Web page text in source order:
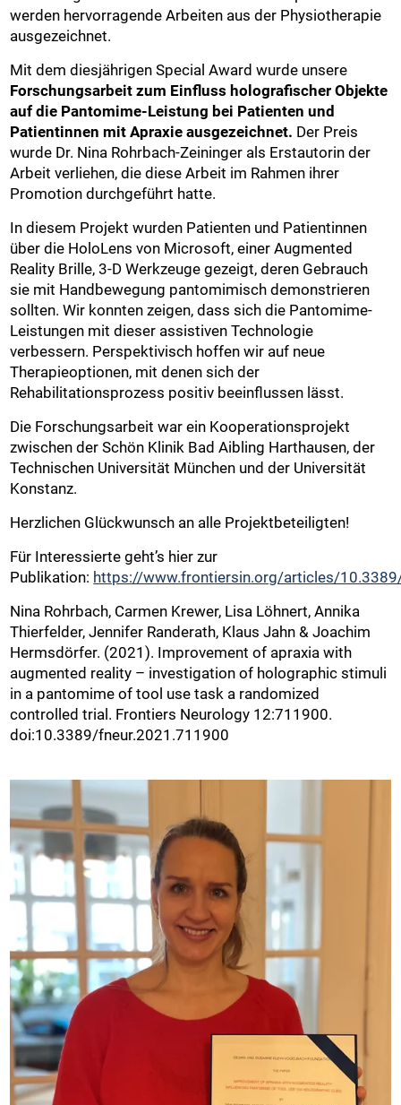
werden hervorragende Arbeiten aus der Physiotherapie
ausgezeichnet.
Mit dem diesjährigen Special Award wurde unsere
Forschungsarbeit zum Einfluss holografischer Objekte
auf die Pantomime-Leistung bei Patienten und
Patientinnen mit Apraxie ausgezeichnet. Der Preis
wurde Dr. Nina Rohrbach-Zeininger als Erstautorin der
Arbeit verliehen, die diese Arbeit im Rahmen ihrer
Promotion durchgeführt hatte.
In diesem Projekt wurden Patienten und Patientinnen
über die HoloLens von Microsoft, einer Augmented
Reality Brille, 3-D Werkzeuge gezeigt, deren Gebrauch
sie mit Handbewegung pantomimisch demonstrieren
sollten. Wir konnten zeigen, dass sich die Pantomime-
Leistungen mit dieser assistiven Technologie
verbessern. Perspektivisch hoffen wir auf neue
Therapieoptionen, mit denen sich der
Rehabilitationsprozess positiv beeinflussen lässt.
Die Forschungsarbeit war ein Kooperationsprojekt
zwischen der Schön Klinik Bad Aibling Harthausen, der
Technischen Universität München und der Universität
Konstanz.
Herzlichen Glückwunsch an alle Projektbeteiligten!
Für Interessierte geht’s hier zur
Publikation: https://www.frontiersin.org/articles/
Nina Rohrbach, Carmen Krewer, Lisa Löhnert, Annika
Thierfelder, Jennifer Randerath, Klaus Jahn & Joachim
Hermsdörfer. (2021). Improvement of apraxia with
augmented reality – investigation of holographic stimuli
in a pantomime of tool use task a randomized
controlled trial. Frontiers Neurology 12:711900.
doi:10.3389/fneur.2021.711900